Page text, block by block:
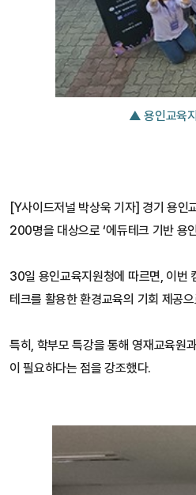
▲ 용인교육
[Y사이드저널 박상욱 기자] 경기 용인
200명을 대상으로 ‘에듀테크 기반 용
30일 용인교육지원청에 따르면, 이번
테크를 활용한 환경교육의 기회 제공
특히, 학부모 특강을 통해 영재교육원
이 필요하다는 점을 강조했다.